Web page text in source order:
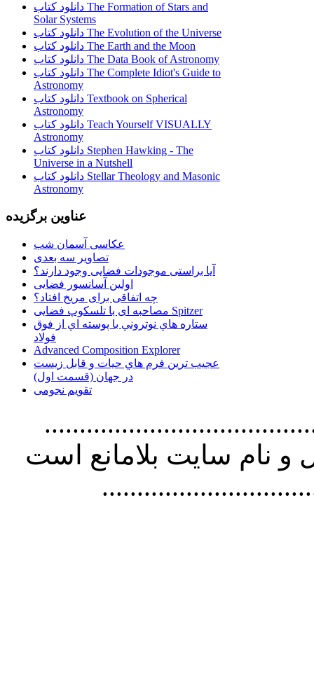
دانلود کتاب The Formation of Stars and
Solar Systems
دانلود کتاب The Evolution of the Universe
دانلود کتاب The Earth and the Moon
دانلود کتاب The Data Book of Astronomy
دانلود کتاب The Complete Idiot's Guide to
Astronomy
دانلود کتاب Textbook on Spherical
Astronomy
دانلود کتاب Teach Yourself VISUALLY
Astronomy
دانلود کتاب Stephen Hawking - The
Universe in a Nutshell
دانلود کتاب Stellar Theology and Masonic
Astronomy
عناوین برگزیده
عکاسی آسمان شب
تصاویر سه بعدی
آیا براستی موجودات فضایی وجود دارند؟
اولین آسانسور فضایی
چه اتفاقی برای مریخ افتاد؟
مصاحبه ای با تلسکوپ فضایی Spitzer
ستاره هاي نوتروني با پوسته اي از فوق
فولاد
Advanced Composition Explorer
عجیب ترین فرم هاي حيات و قابل زيست
در جهان (قسمت اول)
تقویم نجومی
استفاده از
نام سايت بلامانع است